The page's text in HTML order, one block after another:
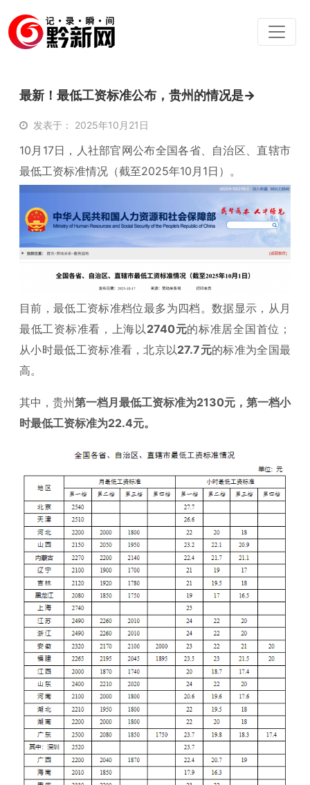
最新！最低工资标准公布，贵州的情况是→
发表于： 2025年10月21日
10月17日，人社部官网公布全国各省、自治区、直辖市
最低工资标准情况（截至2025年10月1日）。
目前，最低工资标准档位最多为四档。数据显示，从月
最低工资标准看，上海以2740元的标准居全国首位；
从小时最低工资标准看，北京以27.7元的标准为全国最
高。
其中，贵州第一档月最低工资标准为2130元，第一档小
时最低工资标准为22.4元。